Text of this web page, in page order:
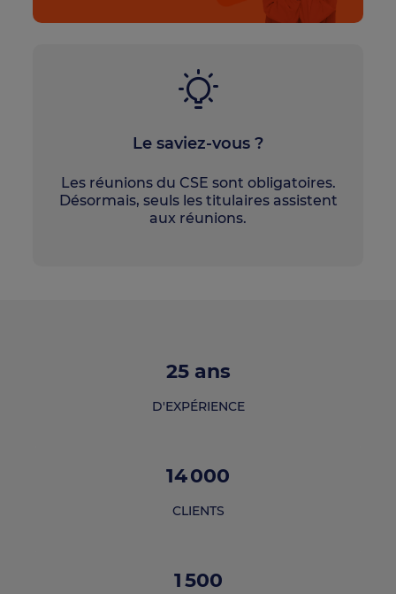
Le saviez-vous ?
Les réunions du CSE sont obligatoires.
Désormais, seuls les titulaires assistent
aux réunions.
25ans
D'EXPÉRIENCE
14 000
CLIENTS
1 500